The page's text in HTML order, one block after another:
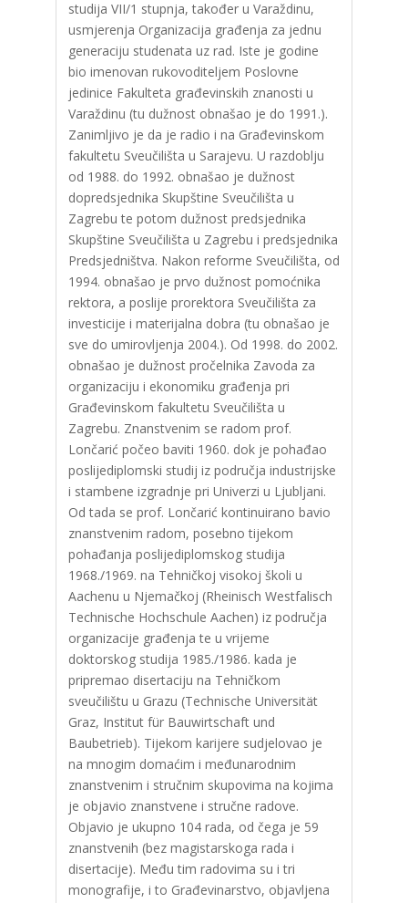
studija VII/1 stupnja, također u Varaždinu,
usmjerenja Organizacija građenja za jednu
generaciju studenata uz rad. Iste je godine
bio imenovan rukovoditeljem Poslovne
jedinice Fakulteta građevinskih znanosti u
Varaždinu (tu dužnost obnašao je do 1991.).
Zanimljivo je da je radio i na Građevinskom
fakultetu Sveučilišta u Sarajevu. U razdoblju
od 1988. do 1992. obnašao je dužnost
dopredsjednika Skupštine Sveučilišta u
Zagrebu te potom dužnost predsjednika
Skupštine Sveučilišta u Zagrebu i predsjednika
Predsjedništva. Nakon reforme Sveučilišta, od
1994. obnašao je prvo dužnost pomoćnika
rektora, a poslije prorektora Sveučilišta za
investicije i materijalna dobra (tu obnašao je
sve do umirovljenja 2004.). Od 1998. do 2002.
obnašao je dužnost pročelnika Zavoda za
organizaciju i ekonomiku građenja pri
Građevinskom fakultetu Sveučilišta u
Zagrebu. Znanstvenim se radom prof.
Lončarić počeo baviti 1960. dok je pohađao
poslijediplomski studij iz područja industrijske
i stambene izgradnje pri Univerzi u Ljubljani.
Od tada se prof. Lončarić kontinuirano bavio
znanstvenim radom, posebno tijekom
pohađanja poslijediplomskog studija
1968./1969. na Tehničkoj visokoj školi u
Aachenu u Njemačkoj (Rheinisch Westfalisch
Technische Hochschule Aachen) iz područja
organizacije građenja te u vrijeme
doktorskog studija 1985./1986. kada je
pripremao disertaciju na Tehničkom
sveučilištu u Grazu (Technische Universität
Graz, Institut für Bauwirtschaft und
Baubetrieb). Tijekom karijere sudjelovao je
na mnogim domaćim i međunarodnim
znanstvenim i stručnim skupovima na kojima
je objavio znanstvene i stručne radove.
Objavio je ukupno 104 rada, od čega je 59
znanstvenih (bez magistarskoga rada i
disertacije). Među tim radovima su i tri
monografije, i to Građevinarstvo, objavljena